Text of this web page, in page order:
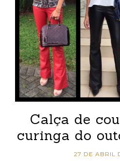
Calça de
curinga do
27 DE ABRIL